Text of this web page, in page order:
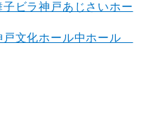
ビラ神戸あじさいホー
戸文化ホール中ホール